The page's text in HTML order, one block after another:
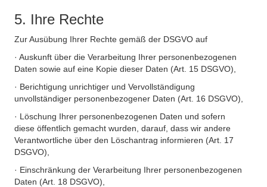
5. Ihre Rechte
Zur Ausübung Ihrer Rechte gemäß der DSGVO auf
· Auskunft über die Verarbeitung Ihrer personenbezogenen
Daten sowie auf eine Kopie dieser Daten (Art. 15 DSGVO),
· Berichtigung unrichtiger und Vervollständigung
unvollständiger personenbezogener Daten (Art. 16 DSGVO),
· Löschung Ihrer personenbezogenen Daten und sofern
diese öffentlich gemacht wurden, darauf, dass wir andere
Verantwortliche über den Löschantrag informieren (Art. 17
DSGVO),
· Einschränkung der Verarbeitung Ihrer personenbezogenen
Daten (Art. 18 DSGVO),